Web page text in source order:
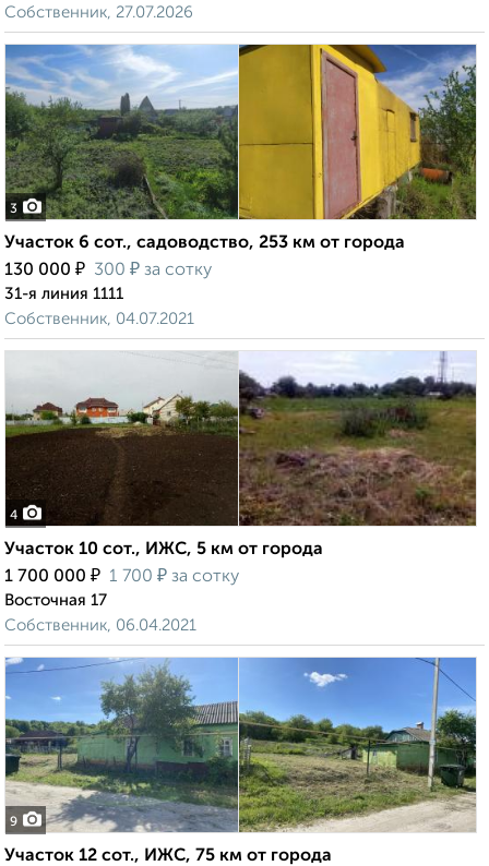
Собственник, 27.07.2026
3
Участок 6 сот., садоводство, 253 км от города
130 000 ₽ 300 ₽ за сотку
31-я линия 1111
Собственник, 04.07.2021
4
Участок 10 сот., ИЖС, 5 км от города
1 700 000 ₽ 1 700 ₽ за сотку
Восточная 17
Собственник, 06.04.2021
9
Участок 12 сот., ИЖС, 75 км от города